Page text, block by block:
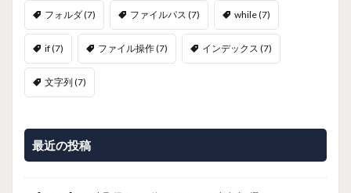
フォルダ(7) ファイルパス (7) while(7)
if(7) ファイル操作(7) インデックス (7)
文字列 (7)
最近の投稿